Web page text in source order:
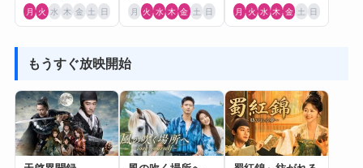
月 火 水 木 金 土 日 月 火 水 木 金 土 日 月 火 水 木 金 土 日
もうすぐ放映開始